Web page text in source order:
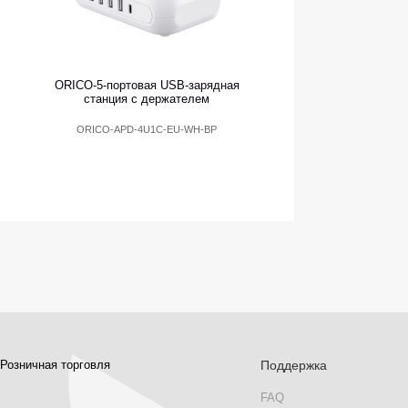
ORICO-5-портовая USB-зарядная
станция с держателем
ORICO-APD-4U1C-EU-WH-BP
Розничная торговля Поддержка
FAQ